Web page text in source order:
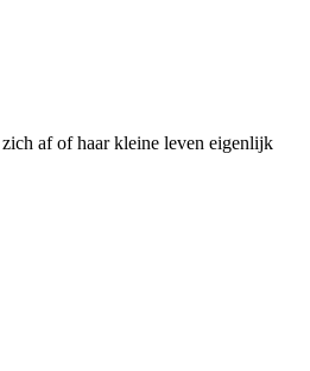
af of haar kleine leven eigenlijk